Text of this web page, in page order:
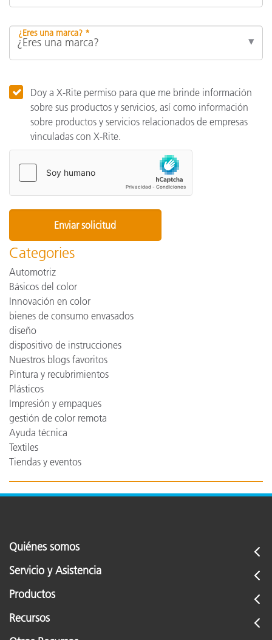
¿Eres una marca? *
Doy a X-Rite permiso para que me brinde información
sobre sus productos y servicios, así como información
sobre productos y servicios relacionados de empresas
vinculadas con X-Rite.
Categories
Automotriz
Básicos del color
Innovación en color
bienes de consumo envasados
diseño
dispositivo de instrucciones
Nuestros blogs favoritos
Pintura y recubrimientos
Plásticos
Impresión y empaques
gestión de color remota
Ayuda técnica
Textiles
Tiendas y eventos
Quiénes somos
Servicio y Asistencia
Productos
Recursos